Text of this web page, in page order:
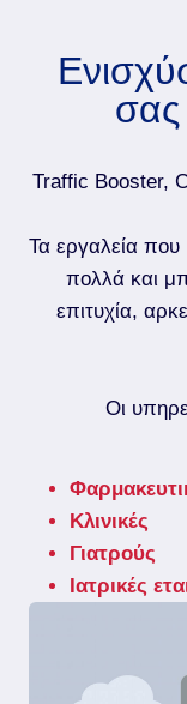
σας
Traffic Booster,
Τα εργαλεία που
πολλά και
επιτυχία,
Οι
Κλινικές
Γιατρούς
Ιατρικές